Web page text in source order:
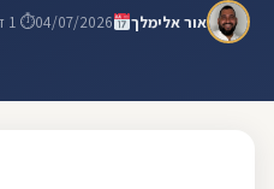
אור אלימלך 04/07/2026⏱ 1 דקות קריאה